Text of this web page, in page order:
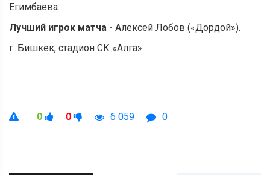
Егимбаева.
Лучший игрок матча - Алексей Лобов («Дордой»).
г. Бишкек, стадион СК «Алга».
0 0 6 059 0